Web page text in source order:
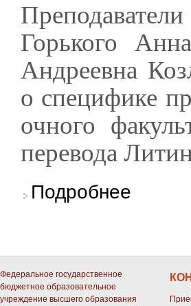
Горького
Андреевна
о специфике
очного
перевода
Подробнее
Федеральное государственное
бюджетное образовательное
учреждение высшего образования